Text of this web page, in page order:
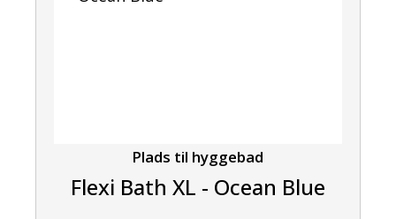
Plads til hyggebad
Flexi Bath XL - Ocean Blue